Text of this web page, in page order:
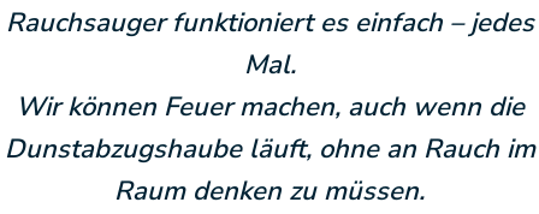
Rauchsauger funktioniert es einfach – jedes
Mal.
Wir können Feuer machen, auch wenn die
Dunstabzugshaube läuft, ohne an Rauch im
Raum denken zu müssen.